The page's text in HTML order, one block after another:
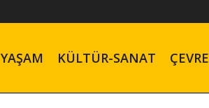
YAŞAM KÜLTÜR-SANAT ÇEVRE